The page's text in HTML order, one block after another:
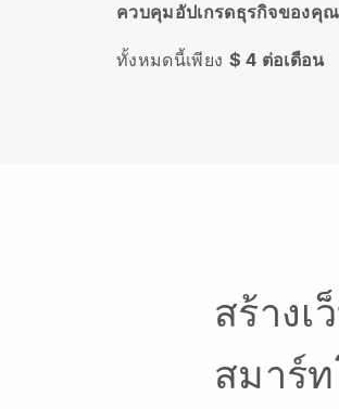
ควบคุมอัปเกรดธุรกิจของคุ
ทั้งหมดนี้เพียง $ 4 ต่อเดือน
สร้าง
สมาร์